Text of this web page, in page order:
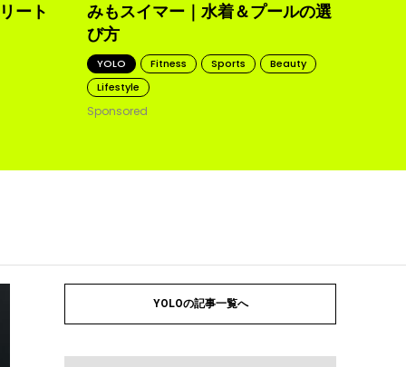
ート
みもスイマー｜水着＆プールの選
び方
YOLO Fitness Sports
Beauty
Lifestyle
Sponsored
YOLOの記事一覧へ